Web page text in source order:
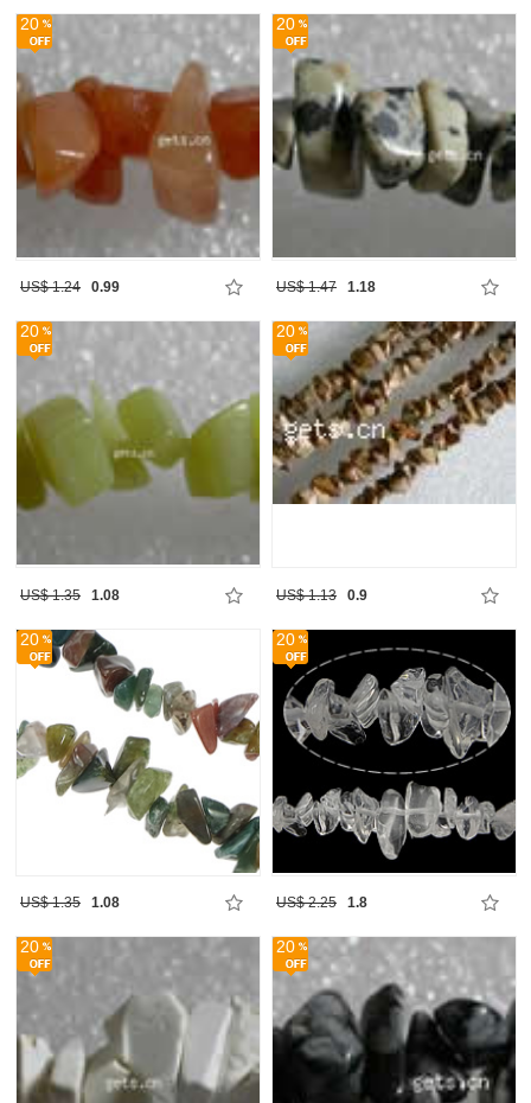
20
US$ 1.24 0.99
20
US$ 1.47 1.18
20
US$ 1.35 1.08
20
US$ 1.13 0.9
20
US$ 1.35 1.08
20
US$ 2.25 1.8
20 20